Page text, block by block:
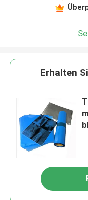
Erhalten